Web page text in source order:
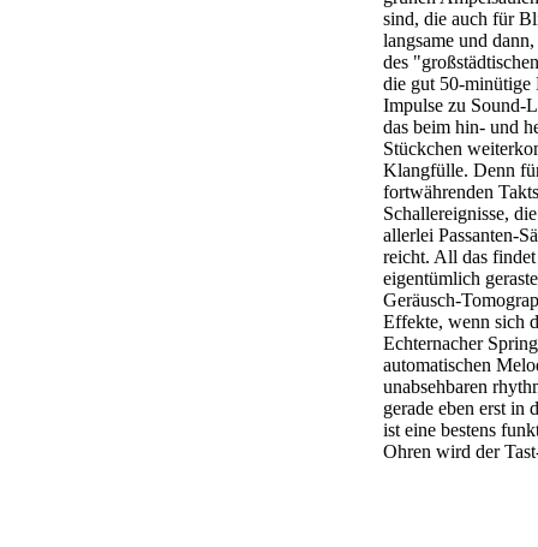
sind, die auch für
langsame und
des
die gut 50-
Impulse zu Sound-
das beim hin- und
Stückchen
Klangfülle. Denn
fortwährenden
Schallereignisse,
allerlei Passanten-
reicht. All das
eigentümlich
Geräusch-
Effekte, wenn sich
Echternacher
automatischen
unabsehbaren
gerade eben erst in
ist eine bestens
Ohren wird der